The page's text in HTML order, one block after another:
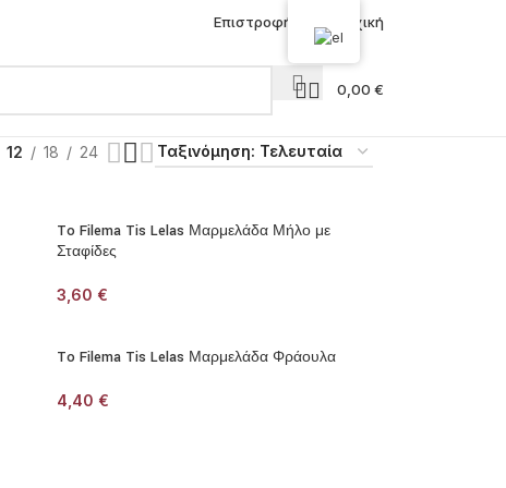
Επιστροφή στην Αρχική
0,00 €
12 18 24
To Filema Tis Lelas Μαρμελάδα Μήλο με
Σταφίδες
3,60 €
To Filema Tis Lelas Μαρμελάδα Φράουλα
4,40 €